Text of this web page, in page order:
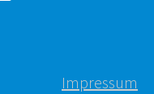
Impressum